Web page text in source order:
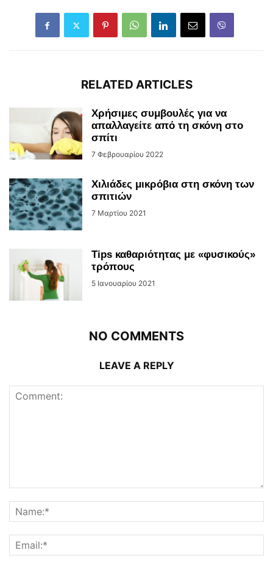
RELATED ARTICLES
Χρήσιμες συμβουλές για να
απαλλαγείτε από τη σκόνη στο
σπίτι
7 Φεβρουαρίου 2022
Χιλιάδες μικρόβια στη σκόνη των
σπιτιών
7 Μαρτίου 2021
Tips καθαριότητας με «φυσικούς»
τρόπους
5 Ιανουαρίου 2021
NO COMMENTS
LEAVE A REPLY